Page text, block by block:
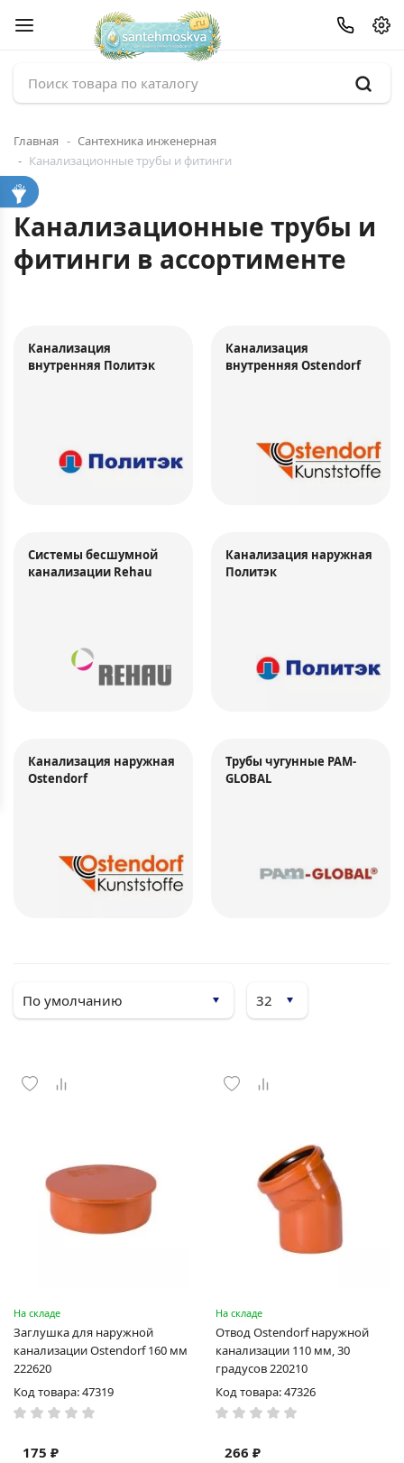
Главная
Сантехника инженерная
Канализационные трубы и фитинги
Канализационные трубы и
фитинги в ассортименте
Канализация
внутренняя Политэк
Канализация
внутренняя Ostendorf
Системы бесшумной
канализации Rehau
Канализация наружная
Политэк
Канализация наружная
Ostendorf
Трубы чугунные PAM-
GLOBAL
На складе
Заглушка для наружной
канализации Ostendorf 160 мм
222620
Код товара: 47319
175 ₽
На складе
Отвод Ostendorf наружной
канализации 110 мм, 30
градусов 220210
Код товара: 47326
266 ₽